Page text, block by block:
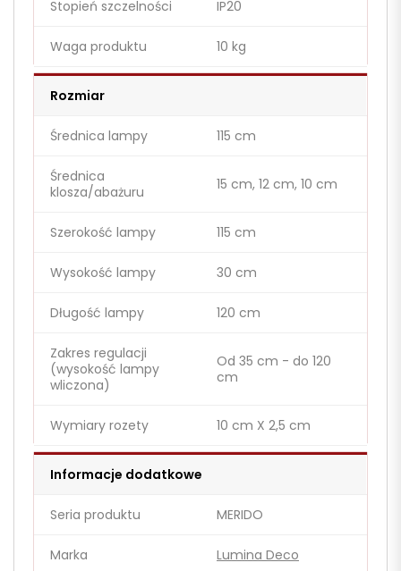
Stopień szczelności IP20
Waga produktu 10 kg
Rozmiar
Średnica lampy 115 cm
Średnica
klosza/abażuru
15 cm, 12 cm, 10 cm
Szerokość lampy 115 cm
Wysokość lampy 30 cm
Długość lampy 120 cm
Zakres regulacji
(wysokość lampy
wliczona)
Od 35 cm - do 120
cm
Wymiary rozety 10 cm X 2,5 cm
Informacje dodatkowe
Seria produktu MERIDO
Marka Lumina Deco